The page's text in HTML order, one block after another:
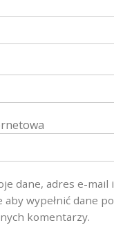
dane, adres e-
aby wypełnić dane
komentarzy.